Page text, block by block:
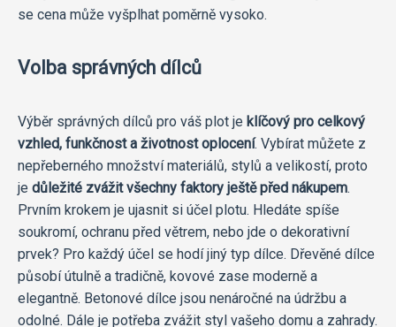
se cena může vyšplhat poměrně vysoko.
Volba správných dílců
Výběr správných dílců pro váš plot je klíčový pro celkový
vzhled, funkčnost a životnost oplocení. Vybírat můžete z
nepřeberného množství materiálů, stylů a velikostí, proto
je důležité zvážit všechny faktory ještě před nákupem.
Prvním krokem je ujasnit si účel plotu. Hledáte spíše
soukromí, ochranu před větrem, nebo jde o dekorativní
prvek? Pro každý účel se hodí jiný typ dílce. Dřevěné dílce
působí útulně a tradičně, kovové zase moderně a
elegantně. Betonové dílce jsou nenáročné na údržbu a
odolné. Dále je potřeba zvážit styl vašeho domu a zahrady.